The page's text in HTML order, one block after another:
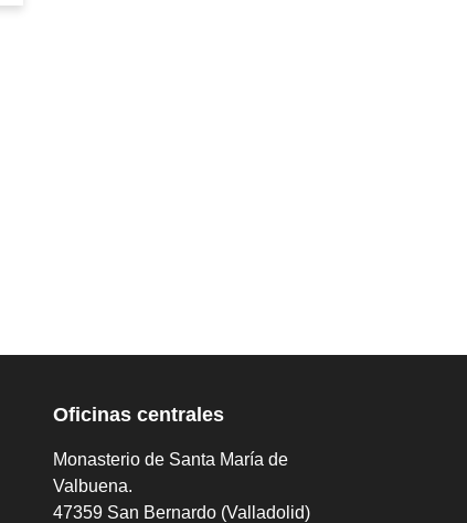
Oficinas centrales
Monasterio de Santa María de
Valbuena.
47359 San Bernardo (Valladolid)